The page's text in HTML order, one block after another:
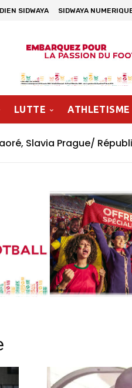
SIDWAYA SIDWAYA
LUTTE ATHLETISME
Slavia Prague/